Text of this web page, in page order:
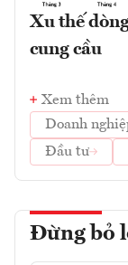
Xu thế
cung cầu
Xem thêm
Doanh
Đầu tư
Đừng bỏ